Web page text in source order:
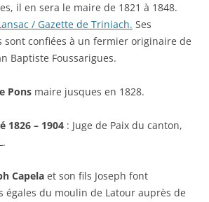
il en sera le maire de 1821 à 1848.
/ Gazette de Triniach. Ses
sont confiées à un fermier originaire de
Baptiste Foussarigues.
Pons maire jusques en 1828.
1826 – 1904 : Juge de Paix du canton,
Capela et son fils Joseph font
égales du moulin de Latour auprès de